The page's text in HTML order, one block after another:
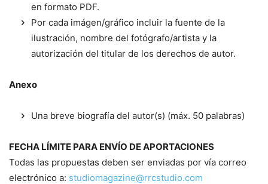
en formato PDF.
Por cada imágen/gráfico incluir la fuente de la
ilustración, nombre del fotógrafo/artista y la
autorización del titular de los derechos de autor.
Anexo
Una breve biografía del autor(s) (máx. 50 palabras)
FECHA LÍMITE PARA ENVÍO DE APORTACIONES
Todas las propuestas deben ser enviadas por vía correo
electrónico a: studiomagazine@rrcstudio.com